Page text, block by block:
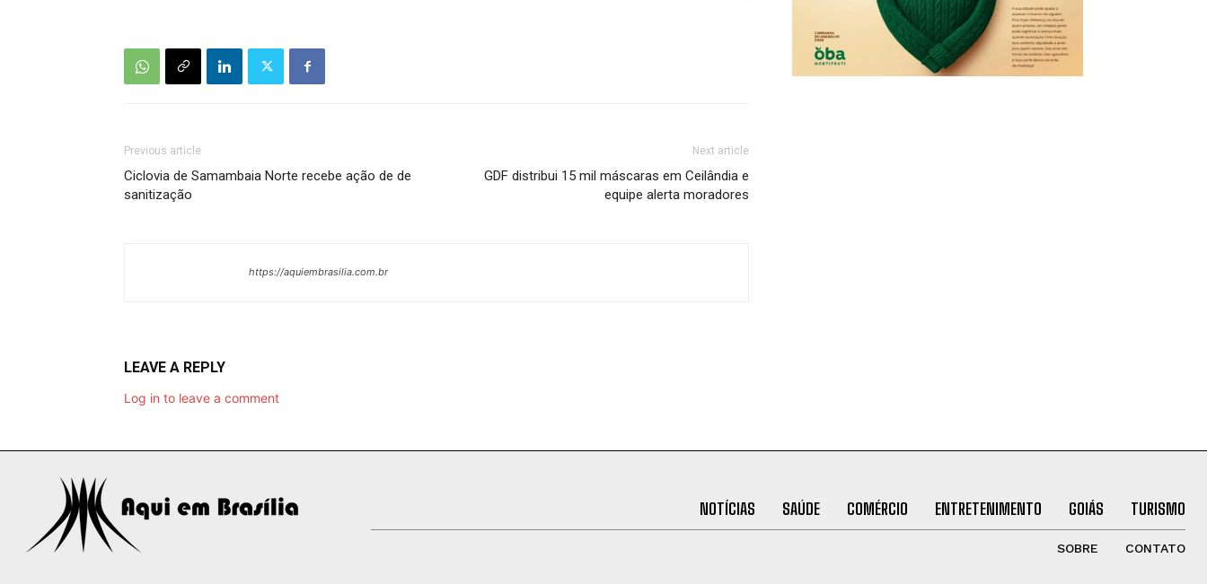
Previous article
Ciclovia de Samambaia Norte recebe ação de de
sanitização
Next article
GDF distribui 15 mil máscaras em Ceilândia e
equipe alerta moradores
https://aquiembrasilia.com.br
LEAVE A REPLY
Log in to leave a comment
NOTÍCIAS SAÚDE COMÉRCIO ENTRETENIMENTO GOIÁS TURISMO
SOBRE CONTATO